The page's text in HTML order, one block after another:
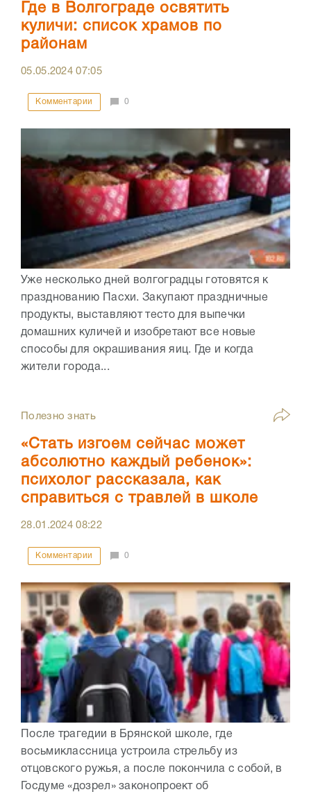
Где в Волгограде освятить
куличи: список храмов по
районам
05.05.202407:05
Комментарии 0
Уже несколько дней волгоградцы готовятся к
празднованию Пасхи. Закупают праздничные
продукты, выставляют тесто для выпечки
домашних куличей и изобретают все новые
способы для окрашивания яиц. Где и когда
жители города...
Полезно знать
«Стать изгоем сейчас может
абсолютно каждый ребенок»:
психолог рассказала, как
справиться с травлей в школе
28.01.202408:22
Комментарии 0
После трагедии в Брянской школе, где
восьмиклассница устроила стрельбу из
отцовского ружья, а после покончила с собой, в
Госдуме «дозрел» законопроект об